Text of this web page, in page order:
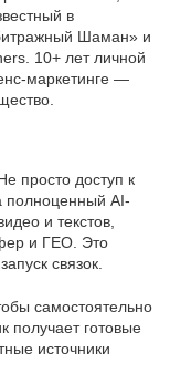
в
Шаман» и
10+ лет личной
маркетинге —
просто доступ к
полноценный AI-
и текстов,
и ГЕО. Это
связок.
самостоятельно
получает готовые
источники